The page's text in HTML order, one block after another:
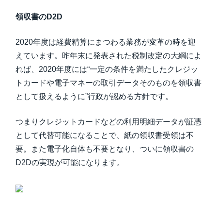
領収書のD2D
2020年度は経費精算にまつわる業務が変革の時を迎
えています。昨年末に発表された税制改定の大綱によ
れば、2020年度には“一定の条件を満たしたクレジッ
トカードや電子マネーの取引データそのものを領収書
として扱えるように”行政が認める方針です。
つまりクレジットカードなどの利用明細データが証憑
として代替可能になることで、紙の領収書受領は不
要。また電子化自体も不要となり、ついに領収書の
D2Dの実現が可能になります。